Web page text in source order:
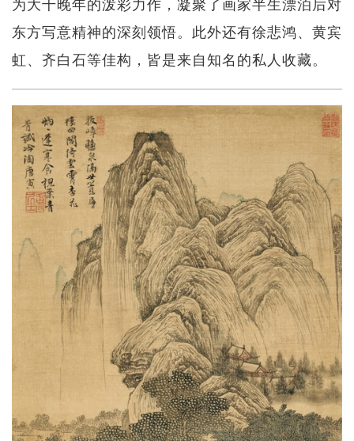
东方写意精神的深刻领悟。此外还有徐悲鸿、黄宾
虹、齐白石等佳构，皆是来自知名的私人收藏。